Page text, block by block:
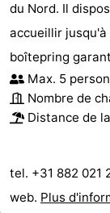
du Nord. Il
accueillir
boîtepring
Max. 5
Nombre de
Distance de
tel. +31 882 021
web. Plus